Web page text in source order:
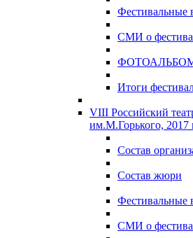
Фестивальные
СМИ о
Итоги
VIII Российский
им.М.Горького, 2017
Состав
Состав жюри
Фестивальные
СМИ о